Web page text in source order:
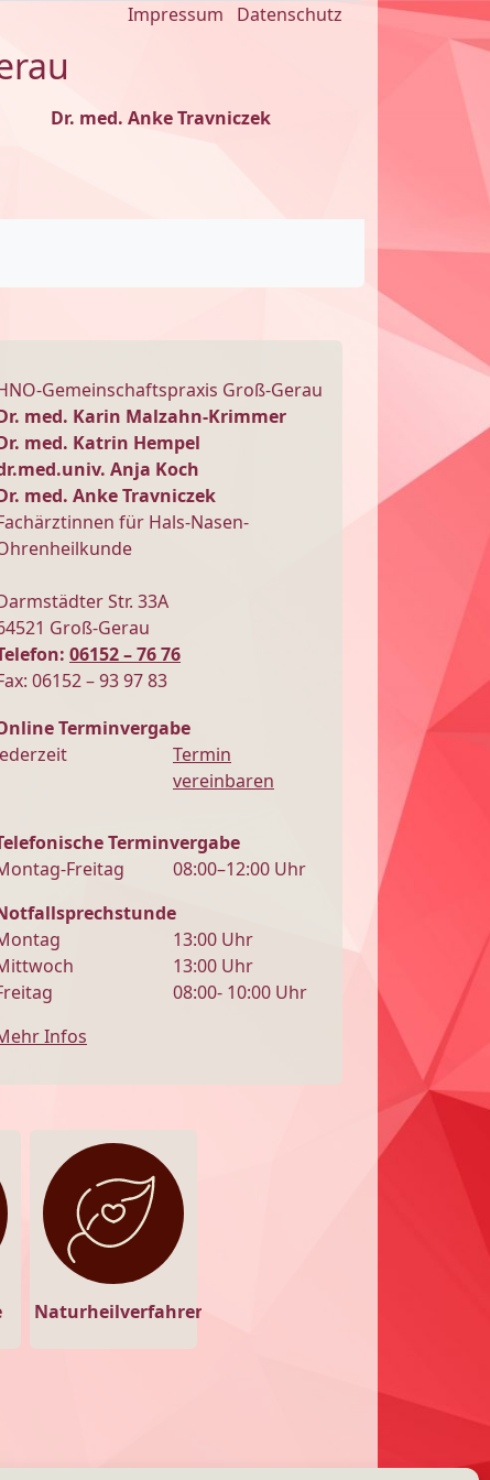
Impressum Datenschutz
Dr. med. Anke Travniczek
Gemeinschaftspraxis Groß-Gerau
med. Karin Malzahn-Krimmer
med. Katrin Hempel
Anja Koch
med. Anke Travniczek
für Hals-Nasen-
Str. 33A
Groß-Gerau
06152 – 76 76
06152 – 93 97 83
Terminvergabe
Termin
vereinbaren
Terminvergabe
Freitag
08:00–12:00 Uhr
13:00 Uhr
13:00 Uhr
08:00- 10:00 Uhr
Infos
Naturheilverfahren